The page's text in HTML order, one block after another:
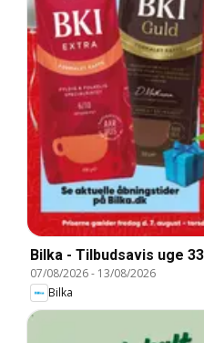
Bilka - Tilbudsavis uge 33
07/08/2026- 13/08/2026
Bilka